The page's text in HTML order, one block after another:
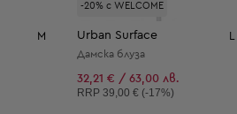
M
-20% с WELCOME
Urban Surface L
Дамска блуза
32,21 € / 63,00 лв.
Препоръчителна цена:
RRP 39,00 € (-17%)